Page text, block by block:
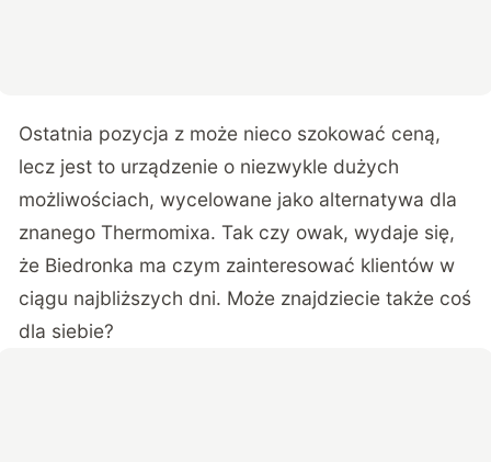
Ostatnia pozycja z może nieco szokować ceną,
lecz jest to urządzenie o niezwykle dużych
możliwościach, wycelowane jako alternatywa dla
znanego Thermomixa. Tak czy owak, wydaje się,
że Biedronka ma czym zainteresować klientów w
ciągu najbliższych dni. Może znajdziecie także coś
dla siebie?